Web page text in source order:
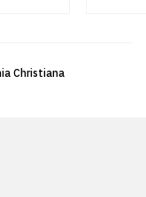
Christiana